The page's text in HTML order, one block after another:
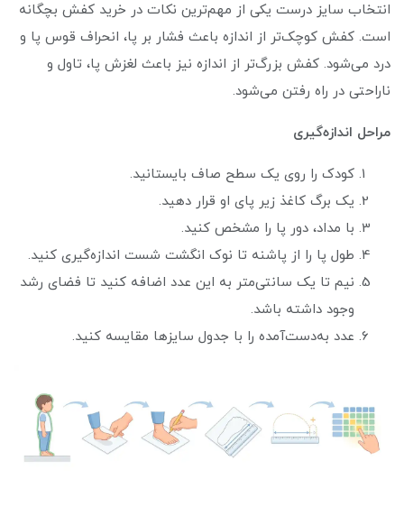
انتخاب سایز درست یکی از مهم‌ترین نکات در خرید کفش بچگانه
است. کفش کوچک‌تر از اندازه باعث فشار بر پا، انحراف قوس پا و
درد می‌شود. کفش بزرگ‌تر از اندازه نیز باعث لغزش پا، تاول و
ناراحتی در راه رفتن می‌شود.
مراحل اندازه‌گیری
کودک را روی یک سطح صاف بایستانید.
یک برگ کاغذ زیر پای او قرار دهید.
با مداد، دور پا را مشخص کنید.
طول پا را از پاشنه تا نوک انگشت شست اندازه‌گیری کنید.
نیم تا یک سانتی‌متر به این عدد اضافه کنید تا فضای رشد
وجود داشته باشد.
عدد به‌دست‌آمده را با جدول سایزها مقایسه کنید.